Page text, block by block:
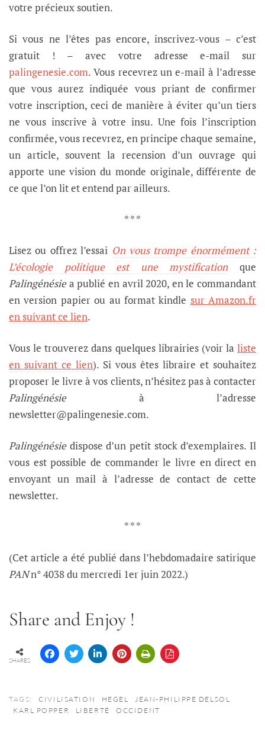
votre précieux soutien.
Si vous ne l’êtes pas encore, inscrivez-vous – c’est
gratuit ! – avec votre adresse e-mail sur
palingenesie.com. Vous recevrez un e-mail à l’adresse
que vous aurez indiquée vous priant de confirmer
votre inscription, ceci de manière à éviter qu’un tiers
ne vous inscrive à votre insu. Une fois l’inscription
confirmée, vous recevrez, en principe chaque semaine,
un article, souvent la recension d’un ouvrage qui
apporte une vision du monde originale, différente de
ce que l’on lit et entend par ailleurs.
* * *
Lisez ou offrez l’essai On vous trompe énormément :
L’écologie politique est une mystificationque
Palingénésiea publié en avril 2020, en le commandant
en version papier ou au format kindle sur Amazon.fr
en suivant ce lien.
Vous le trouverez dans quelques librairies (voir la liste
en suivant ce lien). Si vous êtes libraire et souhaitez
proposer le livre à vos clients, n’hésitez pas à contacter
Palingénésieà l’adresse
newsletter@palingenesie.com.
Palingénésiedispose d’un petit stock d’exemplaires. Il
vous est possible de commander le livre en direct en
envoyant un mail à l’adresse de contact de cette
newsletter.
* * *
(Cet article a été publié dans l’hebdomadaire satirique
PANn° 4038 du mercredi 1er juin 2022.)
Share and Enjoy !
SHARES
TAGS: CIVILISATION HEGEL
JEAN-PHILIPPE DELSOL
KARL POPPER
LIBERTÉ OCCIDENT